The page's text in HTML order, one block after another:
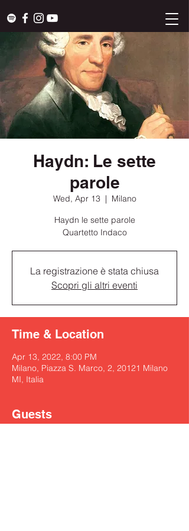
Haydn: Le sette
parole
Wed, Apr 13
  |
Milano
Haydn le sette parole
Quartetto Indaco
La registrazione è stata chiusa
Scopri gli altri eventi
Time & Location
Apr 13, 2022, 8:00 PM
Milano, Piazza S. Marco, 2, 20121 Milano
MI, Italia
Guests